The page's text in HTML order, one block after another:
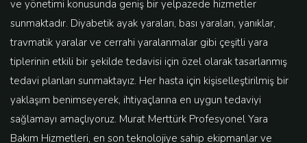
ve yönetimi konusunda geniş bir yelpazede hizmetler
sunmaktadır. Diyabetik ayak yaraları, bası yaraları, yanıklar,
travmatik yaralar ve cerrahi yaralanmalar gibi çeşitli yara
tiplerinin etkili bir şekilde tedavisi için özel olarak tasarlanmış
tedavi planları sunmaktayız. Her hasta için kişiselleştirilmiş bir
yaklaşım benimseyerek, ihtiyaçlarına en uygun tedaviyi
sağlamayı amaçlıyoruz. Murat Merttürk Profesyonel Yara
Bakım Hizmetleri, en son teknolojiye sahip ekipmanlar ve